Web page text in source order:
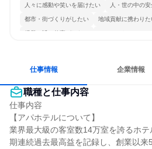
人々に感動や笑いを届けたい 人・世の中の
都市・街づくりがしたい 地域貢献に携わりた
経営に近い仕事がしたい コミュニケーション
仕事情報 企業情報
職種と仕事内容
仕事内容
【アパホテルについて】
業界最大級の客室数14万室を誇るホ
期連続過去最高益を記録し、創業以